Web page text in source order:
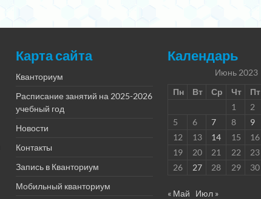
Карта сайта
Кванториум
Расписание занятий на 2025-2026
учебный год
Новости
Контакты
Запись в Кванториум
Мобильный кванториум
Календарь
Июнь 2023
Пн
Вт Ср Чт Пт
1
2
5
6 7 8 9
12
13 14 15 16
19
20 21 22 23
26
27 28 29 30
« Май Июл »